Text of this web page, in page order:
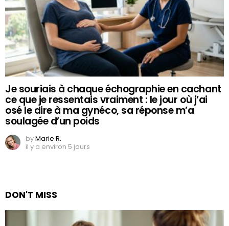
Je souriais à chaque échographie en cachant
ce que je ressentais vraiment : le jour où j’ai
osé le dire à ma gynéco, sa réponse m’a
soulagée d’un poids
byMarie R.
il y a environ 5 jours
DON'T MISS